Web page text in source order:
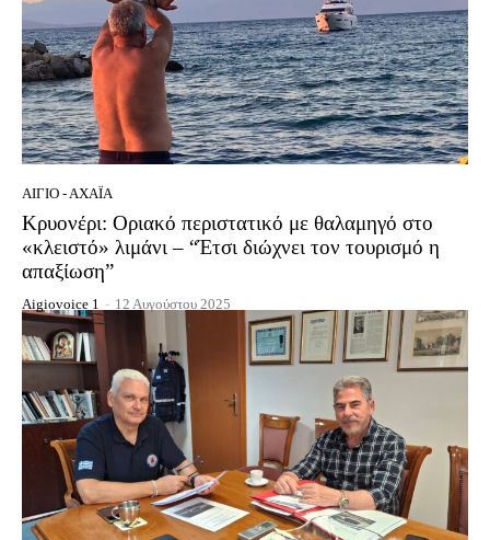
ΑΊΓΙΟ - ΑΧΑΪ́Α
Κρυονέρι: Οριακό περιστατικό με θαλαμηγό στο
«κλειστό» λιμάνι – “Έτσι διώχνει τον τουρισμό η
απαξίωση”
Aigiovoice 1 - 12 Αυγούστου 2025